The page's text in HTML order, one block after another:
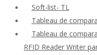
Soft-list- TL
Tableau de
Tableau de
RFID Reader Writer